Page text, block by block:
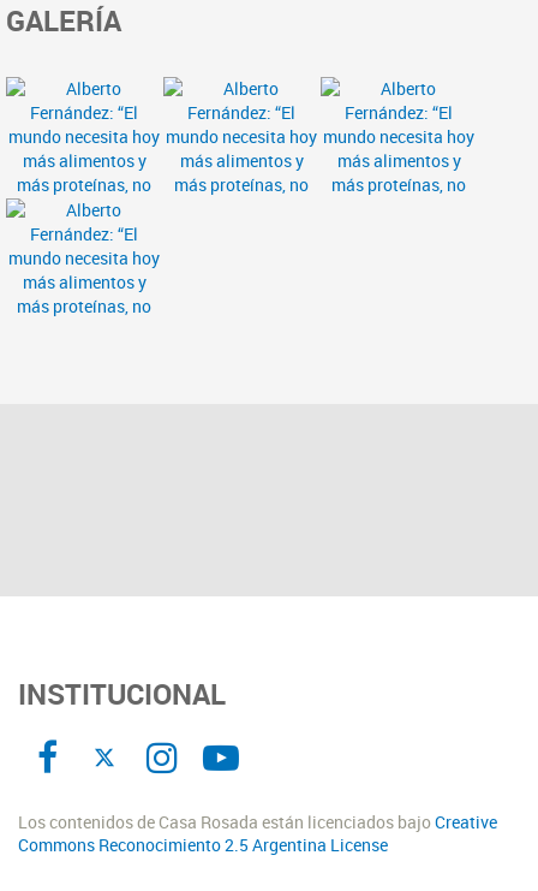
GALERÍA
INSTITUCIONAL
Los contenidos de Casa Rosada están licenciados bajoCreative
Commons Reconocimiento 2.5 Argentina License